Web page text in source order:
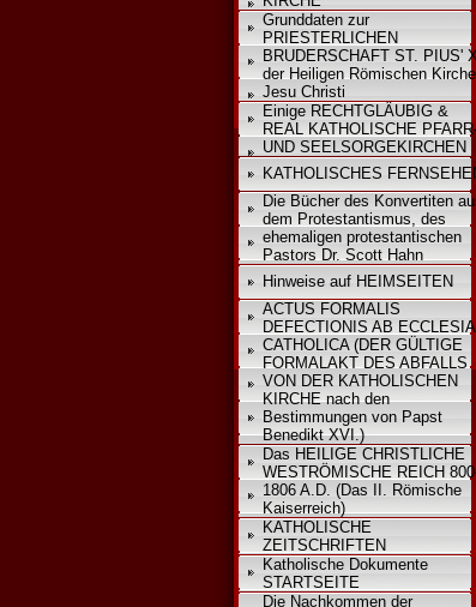
Grunddaten zur
PRIESTERLICHEN
BRUDERSCHAFT ST. PIUS'
der Heiligen Römischen Kirche
Jesu Christi
Einige RECHTGLÄUBIG &
REAL KATHOLISCHE
UND SEELSORGEKIRCHEN
KATHOLISCHES
Die Bücher des Konvertiten
dem Protestantismus, des
ehemaligen protestantischen
Pastors Dr. Scott Hahn
Hinweise auf HEIMSEITEN
ACTUS FORMALIS
DEFECTIONIS AB ECCLESIA
CATHOLICA (DER GÜLTIGE
FORMALAKT DES ABFALLS
VON DER KATHOLISCHEN
KIRCHE nach den
Bestimmungen von Papst
Benedikt XVI.)
Das HEILIGE CHRISTLICHE
WESTRÖMISCHE REICH
1806 A.D. (Das II. Römische
Kaiserreich)
KATHOLISCHE
ZEITSCHRIFTEN
Katholische Dokumente
STARTSEITE
Die Nachkommen der